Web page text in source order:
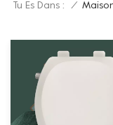
Tu Es Dans : /